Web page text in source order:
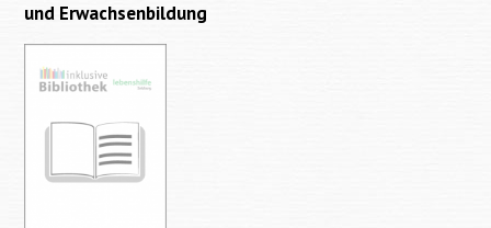
und Erwachsenbildung